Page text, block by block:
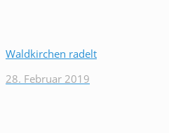
Waldkirchen radelt
28. Februar 2019